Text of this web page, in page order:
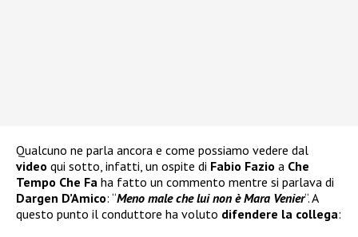
Qualcuno ne parla ancora e come possiamo vedere dal
video qui sotto, infatti, un ospite di Fabio Fazio a Che
Tempo Che Fa ha fatto un commento mentre si parlava di
Dargen D’Amico: “Meno male che lui non è Mara Venier“. A
questo punto il conduttore ha voluto difendere la collega: